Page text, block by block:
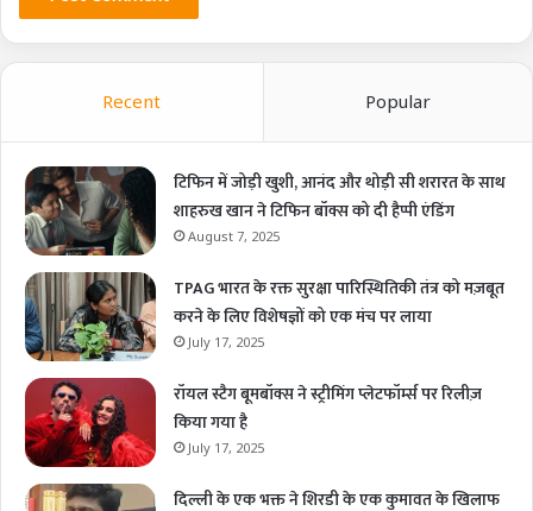
Recent Popular
टिफिन में जोड़ी खुशी, आनंद और थोड़ी सी शरारत के साथ
शाहरुख खान ने टिफिन बॉक्स को दी हैप्पी एंडिंग
August 7, 2025
TPAG भारत के रक्त सुरक्षा पारिस्थितिकी तंत्र को मज़बूत
करने के लिए विशेषज्ञों को एक मंच पर लाया
July 17, 2025
रॉयल स्टैग बूमबॉक्स ने स्ट्रीमिंग प्लेटफॉर्म्स पर रिलीज़
किया गया है
July 17, 2025
दिल्ली के एक भक्त ने शिरडी के एक कुमावत के खिलाफ